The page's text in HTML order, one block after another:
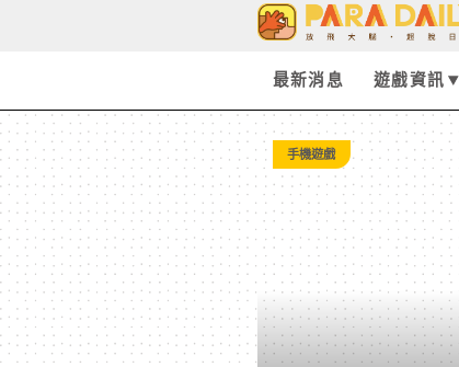
-
Paradaily
-
遊
最新消息 遊戲資訊
手機遊戲